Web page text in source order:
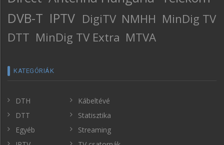
DVB-T IPTV DigiTV NMHH MinDig TV
DTT MinDig TV Extra MTVA
KATEGÓRIÁK
DTH
DTT
Egyéb
Kábeltévé
Statisztika
Streaming